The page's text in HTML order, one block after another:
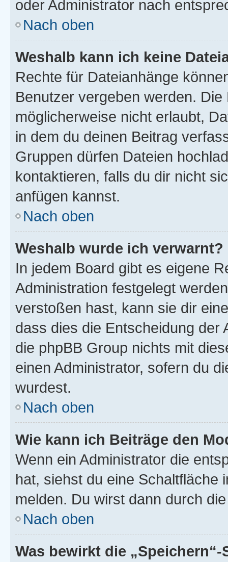
oder Administrator nach
Nach oben
Weshalb kann ich keine
Rechte für Dateianhänge
Benutzer vergeben werden.
möglicherweise nicht erlaubt,
in dem du deinen Beitrag
Gruppen dürfen Dateien
kontaktieren, falls du dir nicht
anfügen kannst.
Nach oben
Weshalb wurde ich verwarnt?
In jedem Board gibt es eigene
Administration festgelegt
verstoßen hast, kann sie dir
dass dies die Entscheidung der
die phpBB Group nichts mit
einen Administrator, sofern du
wurdest.
Nach oben
Wie kann ich Beiträge den
Wenn ein Administrator die
hat, siehst du eine Schaltfläche
melden. Du wirst dann durch
Nach oben
Was bewirkt die